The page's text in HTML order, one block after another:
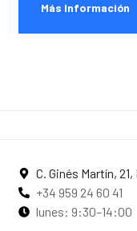
Más Información
C. Ginés Martín,
+34 959 24 60 41
lunes: 9:30–14:00